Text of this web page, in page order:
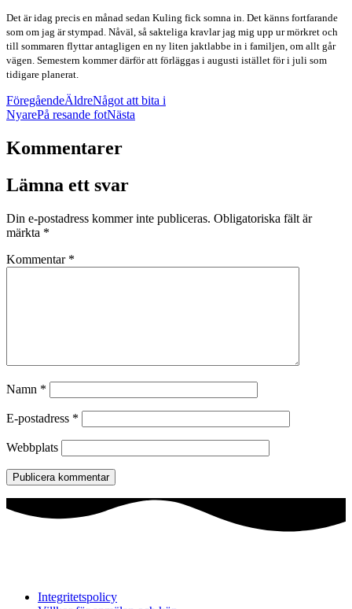
Det är idag precis en månad sedan Kuling fick somna in. Det känns fortfarande
som om jag är stympad. Nåväl, så sakteliga kravlar jag mig upp ur mörkret och
till sommaren flyttar antagligen en ny liten jaktlabbe in i familjen, om allt går
vägen. Semestern kommer därför att förläggas i augusti istället för i juli som
tidigare planerat.
FöregåendeÄldreNågot att bita i
NyarePå resande fotNästa
Kommentarer
Lämna ett svar
Din e-postadress kommer inte publiceras. Obligatoriska fält är
märkta *
Kommentar *
Namn *
E-postadress *
Webbplats
Integritetspolicy